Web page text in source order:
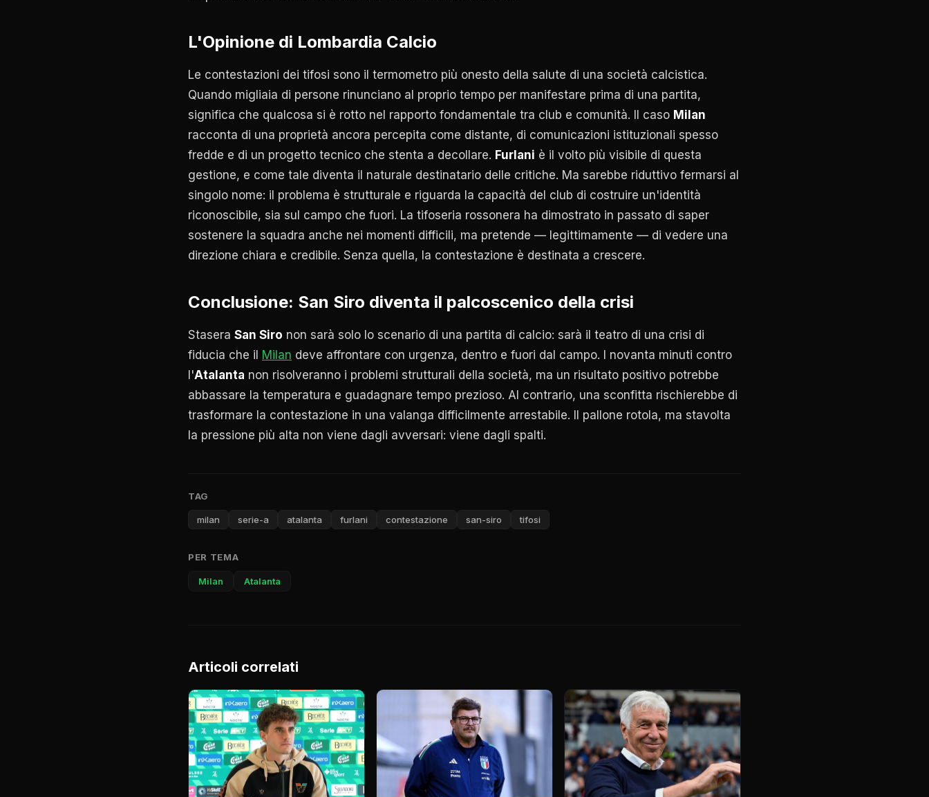
L'Opinione di Lombardia Calcio
Le contestazioni dei tifosi sono il termometro più onesto della salute di una società calcistica.
Quando migliaia di persone rinunciano al proprio tempo per manifestare prima di una partita,
significa che qualcosa si è rotto nel rapporto fondamentale tra club e comunità. Il caso Milan
racconta di una proprietà ancora percepita come distante, di comunicazioni istituzionali spesso
fredde e di un progetto tecnico che stenta a decollare. Furlani è il volto più visibile di questa
gestione, e come tale diventa il naturale destinatario delle critiche. Ma sarebbe riduttivo fermarsi al
singolo nome: il problema è strutturale e riguarda la capacità del club di costruire un'identità
riconoscibile, sia sul campo che fuori. La tifoseria rossonera ha dimostrato in passato di saper
sostenere la squadra anche nei momenti difficili, ma pretende — legittimamente — di vedere una
direzione chiara e credibile. Senza quella, la contestazione è destinata a crescere.
Conclusione: San Siro diventa il palcoscenico della crisi
Stasera San Siro non sarà solo lo scenario di una partita di calcio: sarà il teatro di una crisi di
fiducia che il Milan deve affrontare con urgenza, dentro e fuori dal campo. I novanta minuti contro
l'Atalanta non risolveranno i problemi strutturali della società, ma un risultato positivo potrebbe
abbassare la temperatura e guadagnare tempo prezioso. Al contrario, una sconfitta rischierebbe di
trasformare la contestazione in una valanga difficilmente arrestabile. Il pallone rotola, ma stavolta
la pressione più alta non viene dagli avversari: viene dagli spalti.
TAG
milan serie-a atalanta furlani contestazione san-siro tifosi
PER TEMA
Milan Atalanta
Articoli correlati